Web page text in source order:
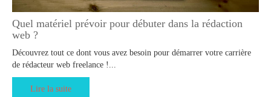
Quel matériel prévoir pour débuter dans la rédaction
web ?
Découvrez tout ce dont vous avez besoin pour démarrer votre carrière
de rédacteur web freelance !...
Lire la suite